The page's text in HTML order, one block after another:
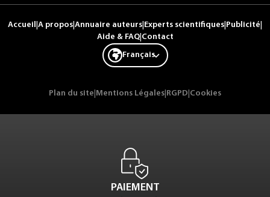
Accueil A propos Annuaire auteurs Experts scientifiques Publicité
Aide & FAQ| Contact
Français
Plan du site Mentions Légales RGPD Cookies
PAIEMENT